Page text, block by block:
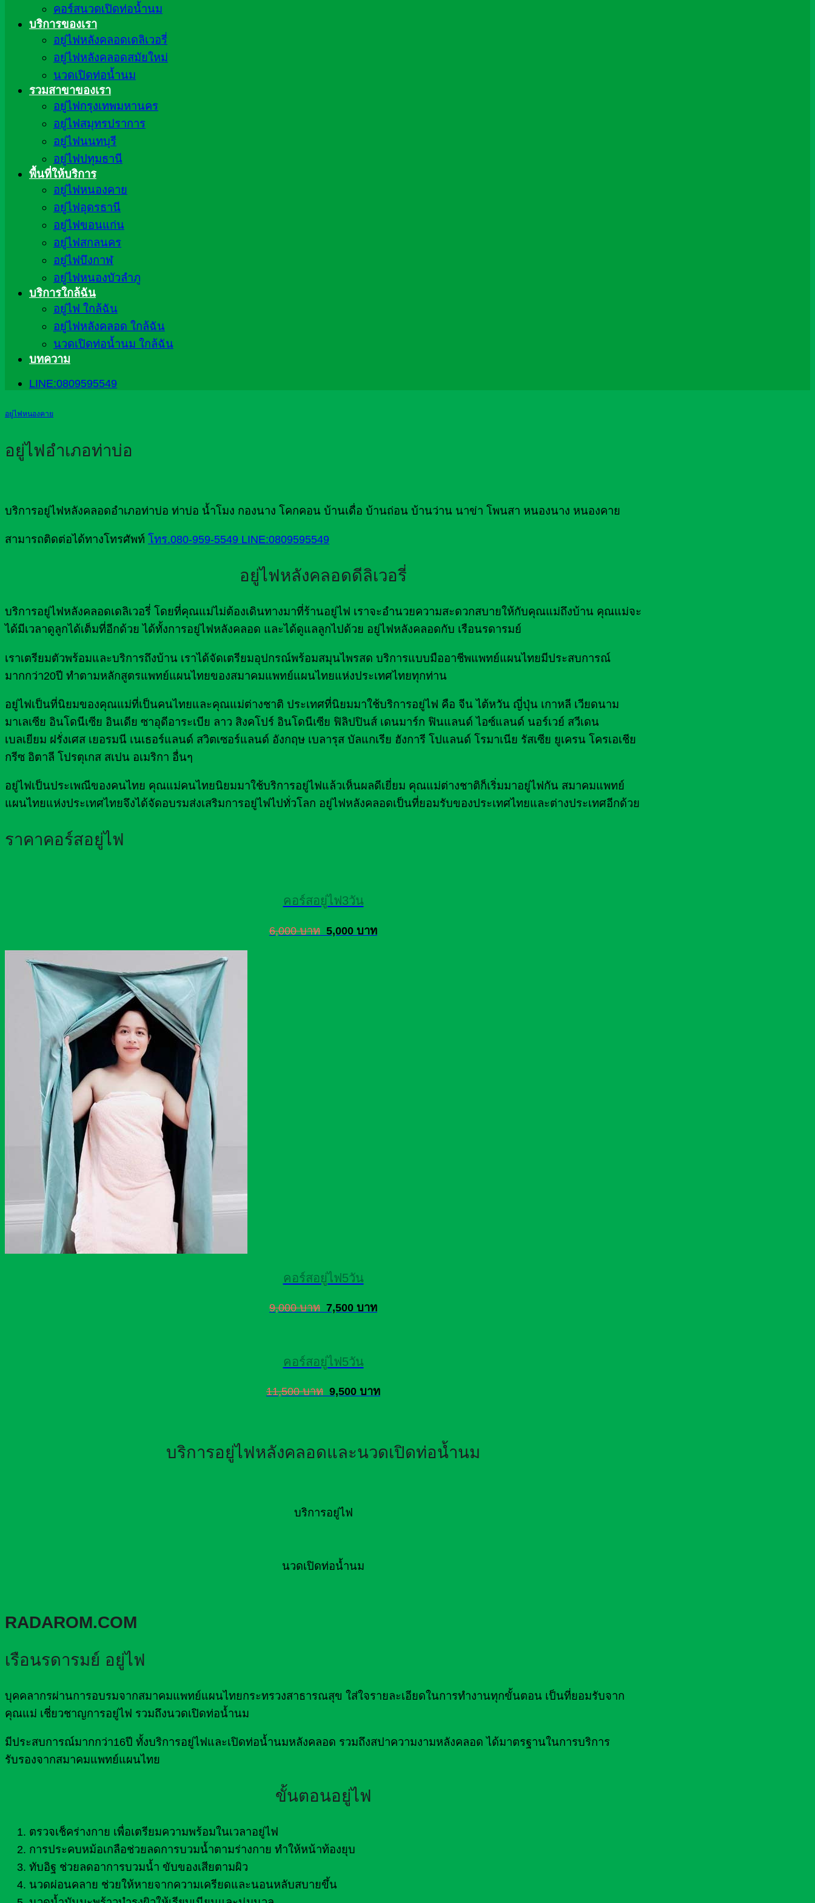
คอร์สนวดเปิดท่อน้ำนม
บริการของเรา
อยู่ไฟหลังคลอดเดลิเวอรี่
อยู่ไฟหลังคลอดสมัยใหม่
นวดเปิดท่อน้ำนม
รวมสาขาของเรา
อยู่ไฟกรุงเทพมหานคร
อยู่ไฟสมุทรปราการ
อยู่ไฟนนทบุรี
อยู่ไฟปทุมธานี
พื้นที่ให้บริการ
อยู่ไฟหนองคาย
อยู่ไฟอุดรธานี
อยู่ไฟขอนแก่น
อยู่ไฟสกลนคร
อยู่ไฟบึงกาฬ
อยู่ไฟหนองบัวลำภู
บริการใกล้ฉัน
อยู่ไฟ ใกล้ฉัน
อยู่ไฟหลังคลอด ใกล้ฉัน
นวดเปิดท่อน้ำนม ใกล้ฉัน
บทความ
LINE:0809595549
อยู่ไฟหนองคาย
อยู่ไฟอำเภอท่าบ่อ
บริการอยู่ไฟหลังคลอดอำเภอท่าบ่อ ท่าบ่อ น้ำโมง กองนาง โคกคอน บ้านเดื่อ บ้านถ่อน บ้านว่าน นาข่า โพนสา หนองนาง หนองคาย
สามารถติดต่อได้ทางโทรศัพท์ โทร.080-959-5549 LINE:0809595549
อยู่ไฟหลังคลอดดีลิเวอรี่
บริการอยู่ไฟหลังคลอดเดลิเวอรี่ โดยที่คุณแม่ไม่ต้องเดินทางมาที่ร้านอยู่ไฟ เราจะอำนวยความสะดวกสบายให้กับคุณแม่ถึงบ้าน คุณแม่จะ
ได้มีเวลาดูลูกได้เต็มที่อีกด้วย ได้ทั้งการอยู่ไฟหลังคลอด และได้ดูแลลูกไปด้วย อยู่ไฟหลังคลอดกับ เรือนรดารมย์
เราเตรียมตัวพร้อมและบริการถึงบ้าน เราได้จัดเตรียมอุปกรณ์พร้อมสมุนไพรสด บริการแบบมืออาชีพแพทย์แผนไทยมีประสบการณ์
มากกว่า20ปี ทำตามหลักสูตรแพทย์แผนไทยของสมาคมแพทย์แผนไทยแห่งประเทศไทยทุกท่าน
อยู่ไฟเป็นที่นิยมของคุณแม่ที่เป็นคนไทยและคุณแม่ต่างชาติ ประเทศที่นิยมมาใช้บริการอยู่ไฟ คือ จีน ไต้หวัน ญี่ปุ่น เกาหลี เวียดนาม
มาเลเซีย อินโดนีเซีย อินเดีย ซาอุดีอาระเบีย ลาว สิงคโปร์ อินโดนีเซีย ฟิลิปปินส์ เดนมาร์ก ฟินแลนด์ ไอซ์แลนด์ นอร์เวย์ สวีเดน
เบลเยียม ฝรั่งเศส เยอรมนี เนเธอร์แลนด์ สวิตเซอร์แลนด์ อังกฤษ เบลารุส บัลแกเรีย ฮังการี โปแลนด์ โรมาเนีย รัสเซีย ยูเครน โครเอเชีย
กรีซ อิตาลี โปรตุเกส สเปน อเมริกา อื่นๆ
อยู่ไฟเป็นประเพณีของคนไทย คุณแม่คนไทยนิยมมาใช้บริการอยู่ไฟแล้วเห็นผลดีเยี่ยม คุณแม่ต่างชาติก็เริ่มมาอยู่ไฟกัน สมาคมแพทย์
แผนไทยแห่งประเทศไทยจึงได้จัดอบรมส่งเสริมการอยู่ไฟไปทั่วโลก อยู่ไฟหลังคลอดเป็นที่ยอมรับของประเทศไทยและต่างประเทศอีกด้วย
ราคาคอร์สอยู่ไฟ
คอร์สอยู่ไฟ3วัน
6,000 บาท 5,000 บาท
คอร์สอยู่ไฟ5วัน
9,000 บาท 7,500 บาท
คอร์สอยู่ไฟ5วัน
11,500 บาท 9,500 บาท
บริการอยู่ไฟหลังคลอดและนวดเปิดท่อน้ำนม
บริการอยู่ไฟ
นวดเปิดท่อน้ำนม
RADAROM.COM
เรือนรดารมย์ อยู่ไฟ
บุคคลากรผ่านการอบรมจากสมาคมแพทย์แผนไทยกระทรวงสาธารณสุข ใส่ใจรายละเอียดในการทำงานทุกขั้นตอน เป็นที่ยอมรับจาก
คุณแม่ เชี่ยวชาญการอยู่ไฟ รวมถึงนวดเปิดท่อน้ำนม
มีประสบการณ์มากกว่า16ปี ทั้งบริการอยู่ไฟและเปิดท่อน้ำนมหลังคลอด รวมถึงสปาความงามหลังคลอด ได้มาตรฐานในการบริการ
รับรองจากสมาคมแพทย์แผนไทย
ขั้นตอนอยู่ไฟ
ตรวจเช็คร่างกาย เพื่อเตรียมความพร้อมในเวลาอยู่ไฟ
การประคบหม้อเกลือช่วยลดการบวมน้ำตามร่างกาย ทำให้หน้าท้องยุบ
ทับอิฐ ช่วยลดอาการบวมน้ำ ขับของเสียตามผิว
นวดผ่อนคลาย ช่วยให้หายจากความเครียดและนอนหลับสบายขึ้น